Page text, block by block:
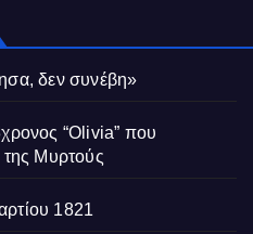
δεν συνέβη»
“Olivia” που
της Μυρτούς
1821